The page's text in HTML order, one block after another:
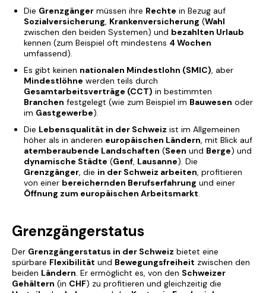
Die Grenzgänger müssen ihre Rechte in Bezug auf
Sozialversicherung, Krankenversicherung (Wahl
zwischen den beiden Systemen) und bezahlten Urlaub
kennen (zum Beispiel oft mindestens 4 Wochen
umfassend).
Es gibt keinen nationalen Mindestlohn (SMIC), aber
Mindestlöhne werden teils durch
Gesamtarbeitsverträge (CCT) in bestimmten
Branchen festgelegt (wie zum Beispiel im Bauwesen oder
im Gastgewerbe).
Die Lebensqualität in der Schweiz ist im Allgemeinen
höher als in anderen europäischen Ländern, mit Blick auf
atemberaubende Landschaften (Seen und Berge) und
dynamische Städte (Genf, Lausanne). Die
Grenzgänger, die in der Schweiz arbeiten, profitieren
von einer bereichernden Berufserfahrung und einer
Öffnung zum europäischen Arbeitsmarkt.
Grenzgängerstatus
Der Grenzgängerstatus in der Schweiz bietet eine
spürbare Flexibilität und Bewegungsfreiheit zwischen den
beiden Ländern. Er ermöglicht es, von den Schweizer
Gehältern (in CHF) zu profitieren und gleichzeitig die